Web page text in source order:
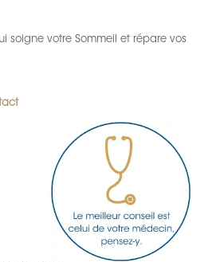
soigne votre Sommeil et répare vos